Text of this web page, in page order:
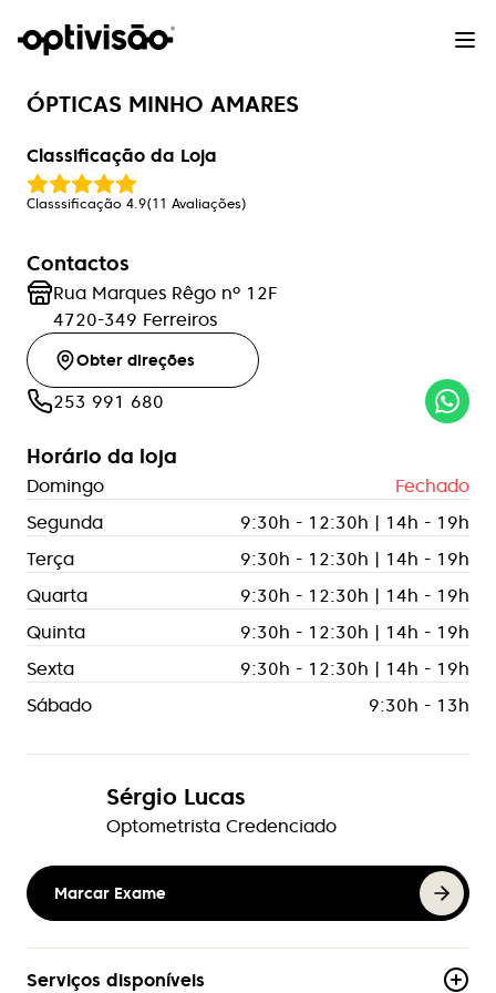
ÓPTICAS MINHO AMARES
Classificação da Loja
Classsificação 4.9(11 Avaliações)
Contactos
Rua Marques Rêgo nº 12F
4720-349 Ferreiros
Obter direções
253 991 680
Horário da loja
Domingo
Fechado
Segunda
9:30h - 12:30h | 14h - 19h
Terça
9:30h - 12:30h | 14h - 19h
Quarta
9:30h - 12:30h | 14h - 19h
Quinta
9:30h - 12:30h | 14h - 19h
Sexta
9:30h - 12:30h | 14h - 19h
Sábado
9:30h - 13h
Sérgio Lucas
Optometrista Credenciado
Marcar Exame
Serviços disponíveis